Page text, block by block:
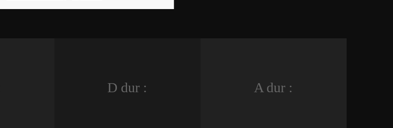
D dur : A dur :